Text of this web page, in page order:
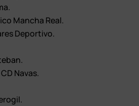
Mancha Real.
Deportivo.
Navas.